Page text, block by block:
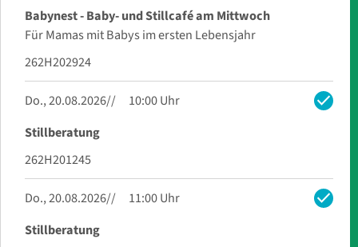
Babynest - Baby- und Stillcafé am Mittwoch
Für Mamas mit Babys im ersten Lebensjahr
262H202924
check
Do., 20.08.2026
10:00 Uhr
Stillberatung
262H201245
check
Do., 20.08.2026
11:00 Uhr
Stillberatung